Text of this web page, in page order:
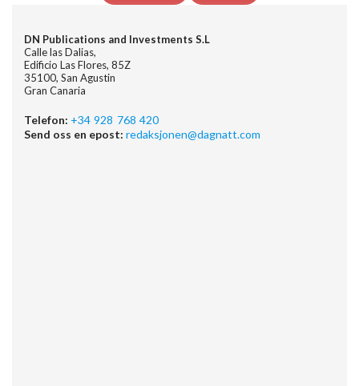
DN Publications and Investments S.L
Calle las Dalias,
Edificio Las Flores, 85Z
35100, San Agustin
Gran Canaria
Telefon: +34 928 768 420
Send oss en epost: redaksjonen@dagnatt.com